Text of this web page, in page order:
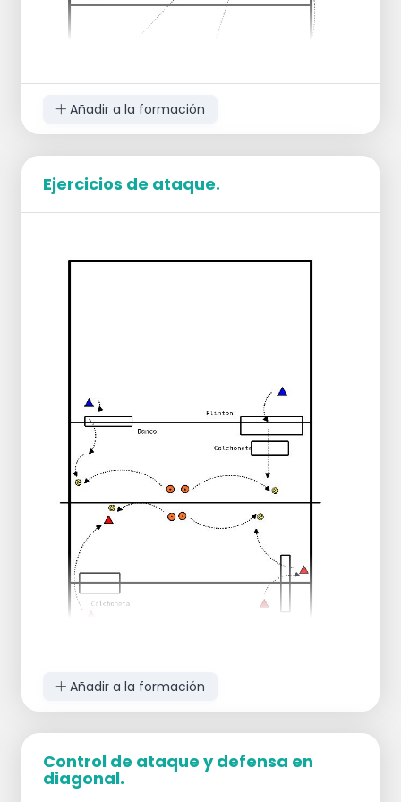
El entrenador se sitúa sobre un cajón en Z4.
las líneas laterales
las líneas diagonales
ocuparse también de las fintas
El entrenador irá lanzando los balones para que
las jugadoras hagan la recepción y monten
jugada.
Añadir a la formación
Ejercicios de ataque.
Se busca en el ejercicio coordinación motora y
Añadir a la formación
Control de ataque y defensa en
diagonal.